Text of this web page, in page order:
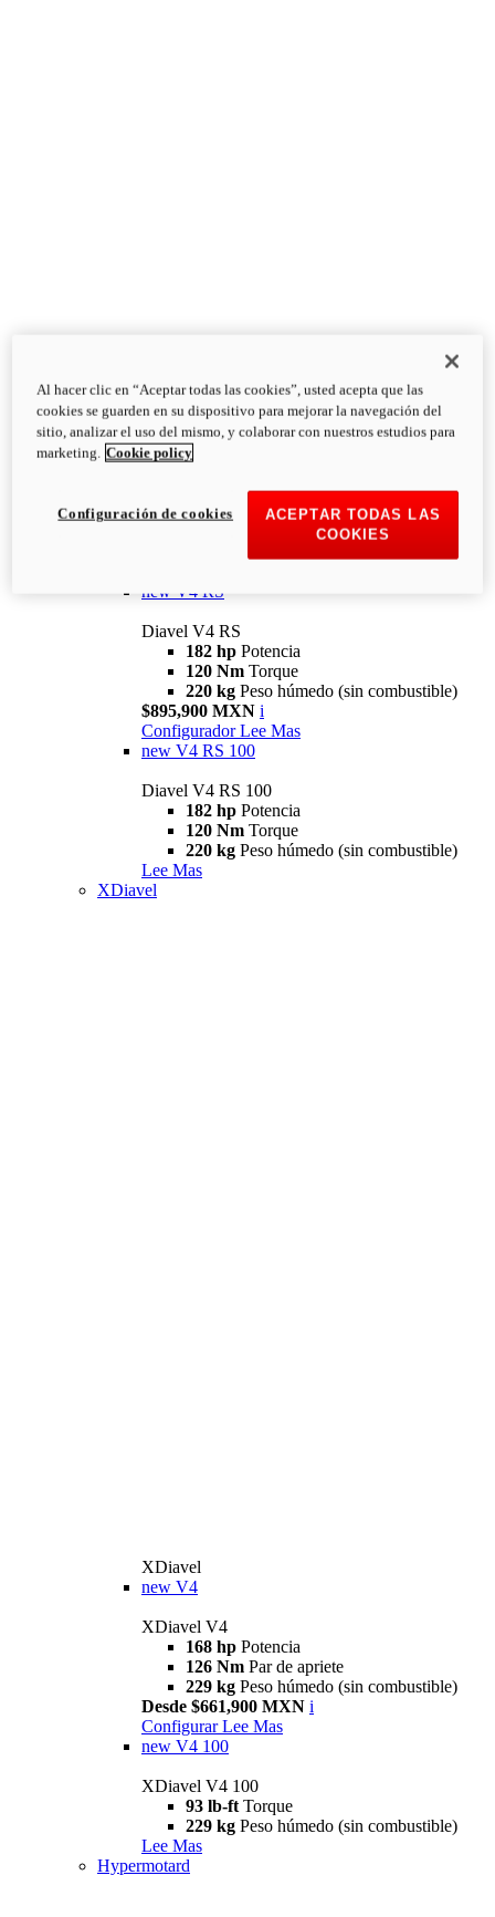
Diavel
V4
Diavel V4
126 NmTorque
223 kg
PESO HÚMEDO SIN
new V4 RS
Diavel V4 RS
182 hp Potencia
120 Nm Torque
220 kg Peso húmedo (sin combustible)
$895,900 MXN i
Configurador Lee Mas
new V4 RS 100
Diavel V4 RS 100
182 hp Potencia
120 Nm Torque
220 kg Peso húmedo (sin combustible)
Lee Mas
XDiavel
XDiavel
new V4
XDiavel V4
168 hp Potencia
126 Nm Par de apriete
229 kg Peso húmedo (sin combustible)
Desde $661,900 MXN i
Configurar Lee Mas
new V4 100
XDiavel V4 100
93 lb-ft Torque
229 kg Peso húmedo (sin combustible)
Lee Mas
Hypermotard
Al hacer clic en “Aceptar todas las cookies”, usted acepta que las
cookies se guarden en su dispositivo para mejorar la navegación del
sitio, analizar el uso del mismo, y colaborar con nuestros estudios para
marketing. Cookie policy
ACEPTAR TODAS LAS
COOKIES
Configuración de cookies